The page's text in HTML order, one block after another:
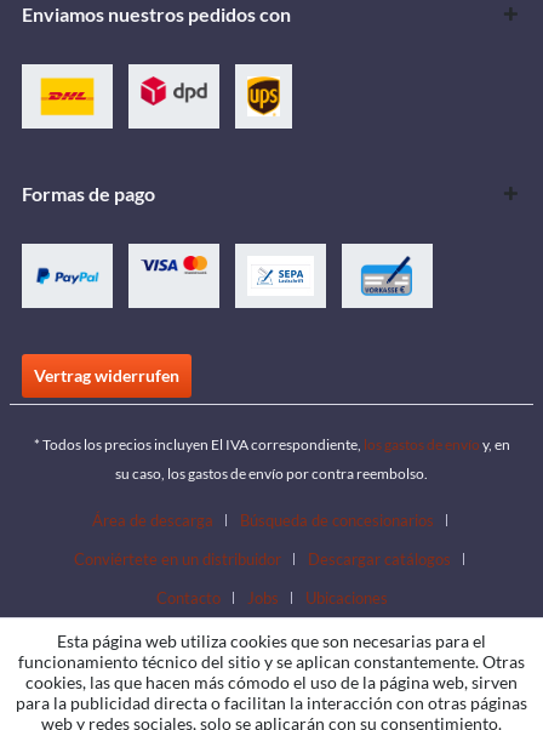
Enviamos nuestros pedidos con
Formas de pago
Vertrag widerrufen
* Todos los precios incluyen El IVA correspondiente, los gastos de envío y, en
su caso, los gastos de envío por contra reembolso.
Área de descarga
Búsqueda de concesionarios
Conviértete en un distribuidor
Descargar catálogos
Contacto
Jobs Ubicaciones
Esta página web utiliza cookies que son necesarias para el
funcionamiento técnico del sitio y se aplican constantemente. Otras
cookies, las que hacen más cómodo el uso de la página web, sirven
para la publicidad directa o facilitan la interacción con otras páginas
web y redes sociales, solo se aplicarán con su consentimiento.